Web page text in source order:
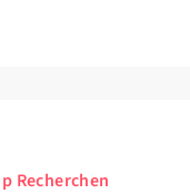
Recherchen